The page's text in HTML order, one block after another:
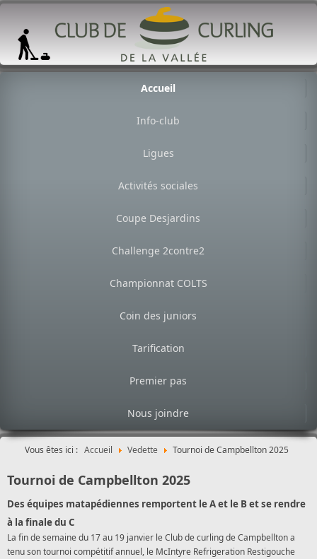
Accueil
Info-club
Ligues
Activités sociales
Coupe Desjardins
Challenge 2contre2
Championnat COLTS
Coin des juniors
Tarification
Premier pas
Nous joindre
Vous êtes ici : Accueil Vedette Tournoi de Campbellton 2025
Tournoi de Campbellton 2025
Des équipes matapédiennes remportent le A et le B et se rendre
à la finale du C
La fin de semaine du 17 au 19 janvier le Club de curling de Campbellton a
tenu son tournoi compétitif annuel, le McIntyre Refrigeration Restigouche